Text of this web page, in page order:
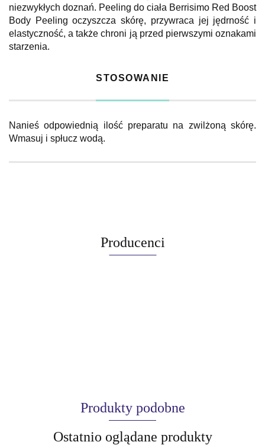
niezwykłych doznań. Peeling do ciała Berrisimo Red Boost
Body Peeling oczyszcza skórę, przywraca jej jędrność i
elastyczność, a także chroni ją przed pierwszymi oznakami
starzenia.
STOSOWANIE
Nanieś odpowiednią ilość preparatu na zwilżoną skórę.
Wmasuj i spłucz wodą.
Producenci
Produkty podobne
Ostatnio oglądane produkty